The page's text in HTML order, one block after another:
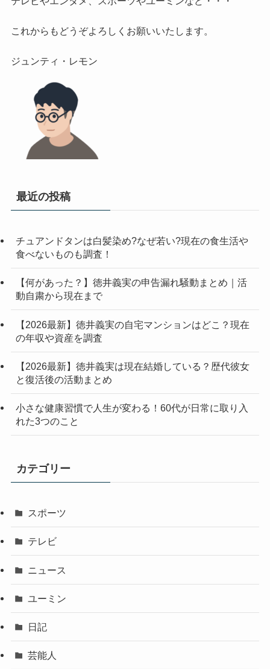
これからもどうぞよろしくお願いいたします。
最近の投稿
チュアンドタンは白髪染め?なぜ若い?現在の食生活や
食べないものも調査！
【何があった？】徳井義実の申告漏れ騒動まとめ｜活
動自粛から現在まで
【2026最新】徳井義実の自宅マンションはどこ？現在
の年収や資産を調査
【2026最新】徳井義実は現在結婚している？歴代彼女
と復活後の活動まとめ
小さな健康習慣で人生が変わる！60代が日常に取り入
れた3つのこと
カテゴリー
スポーツ
テレビ
ニュース
ユーミン
日記
芸能人